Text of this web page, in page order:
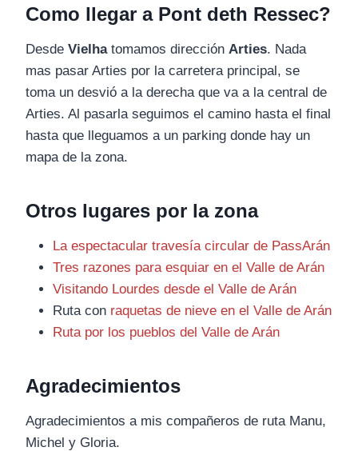
Como llegar a Pont deth Ressec?
Desde Vielhatomamos dirección Arties. Nada
mas pasar Arties por la carretera principal, se
toma un desvió a la derecha que va a la central de
Arties. Al pasarla seguimos el camino hasta el final
hasta que lleguamos a un parking donde hay un
mapa de la zona.
Otros lugares por la zona
La espectacular travesía circular de PassArán
Tres razones para esquiar en el Valle de Arán
Visitando Lourdes desde el Valle de Arán
Ruta con raquetas de nieve en el Valle de Arán
Ruta por los pueblos del Valle de Arán
Agradecimientos
Agradecimientos a mis compañeros de ruta Manu,
Michel y Gloria.